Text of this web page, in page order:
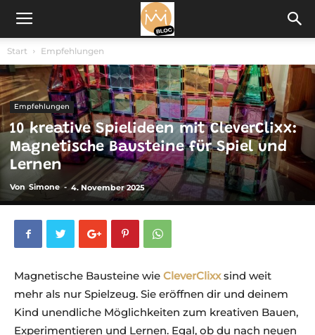
Start Empfehlungen
Empfehlungen
10 kreative Spielideen mit CleverClixx:
Magnetische Bausteine für Spiel und
Lernen
Von Simone - 4. November 2025
Magnetische Bausteine wie CleverClixxsind weit
mehr als nur Spielzeug. Sie eröffnen dir und deinem
Kind unendliche Möglichkeiten zum kreativen Bauen,
Experimentieren und Lernen. Egal, ob du nach neuen